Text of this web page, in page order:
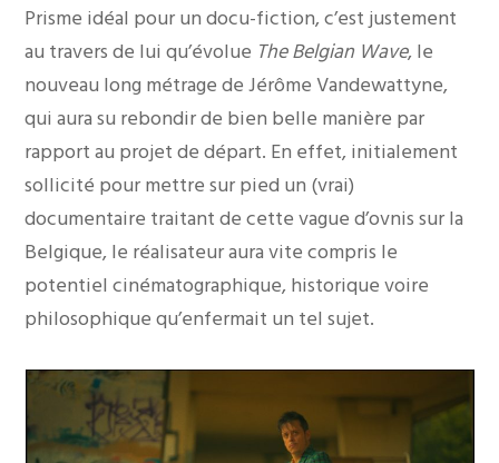
Prisme idéal pour un docu-fiction, c’est justement
au travers de lui qu’évolue The Belgian Wave, le
nouveau long métrage de Jérôme Vandewattyne,
qui aura su rebondir de bien belle manière par
rapport au projet de départ. En effet, initialement
sollicité pour mettre sur pied un (vrai)
documentaire traitant de cette vague d’ovnis sur la
Belgique, le réalisateur aura vite compris le
potentiel cinématographique, historique voire
philosophique qu’enfermait un tel sujet.